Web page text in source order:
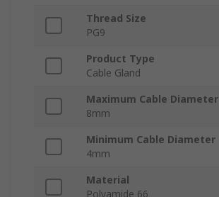
Thread Size
PG9
Product Type
Cable Gland
Maximum Cable Diameter
8mm
Minimum Cable Diameter
4mm
Material
Polyamide 66